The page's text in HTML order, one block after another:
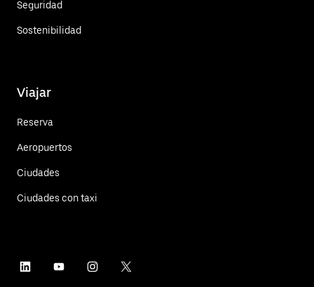
Seguridad
Sostenibilidad
Viajar
Reserva
Aeropuertos
Ciudades
Ciudades con taxi